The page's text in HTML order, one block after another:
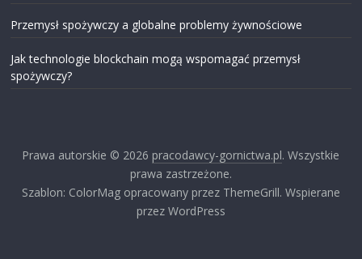
Przemysł spożywczy a globalne problemy żywnościowe
Jak technologie blockchain mogą wspomagać przemysł
spożywczy?
Prawa autorskie © 2026 pracodawcy-gornictwa.pl. Wszystkie
prawa zastrzeżone.
Szablon: ColorMag opracowany przez ThemeGrill. Wspierane
przez WordPress